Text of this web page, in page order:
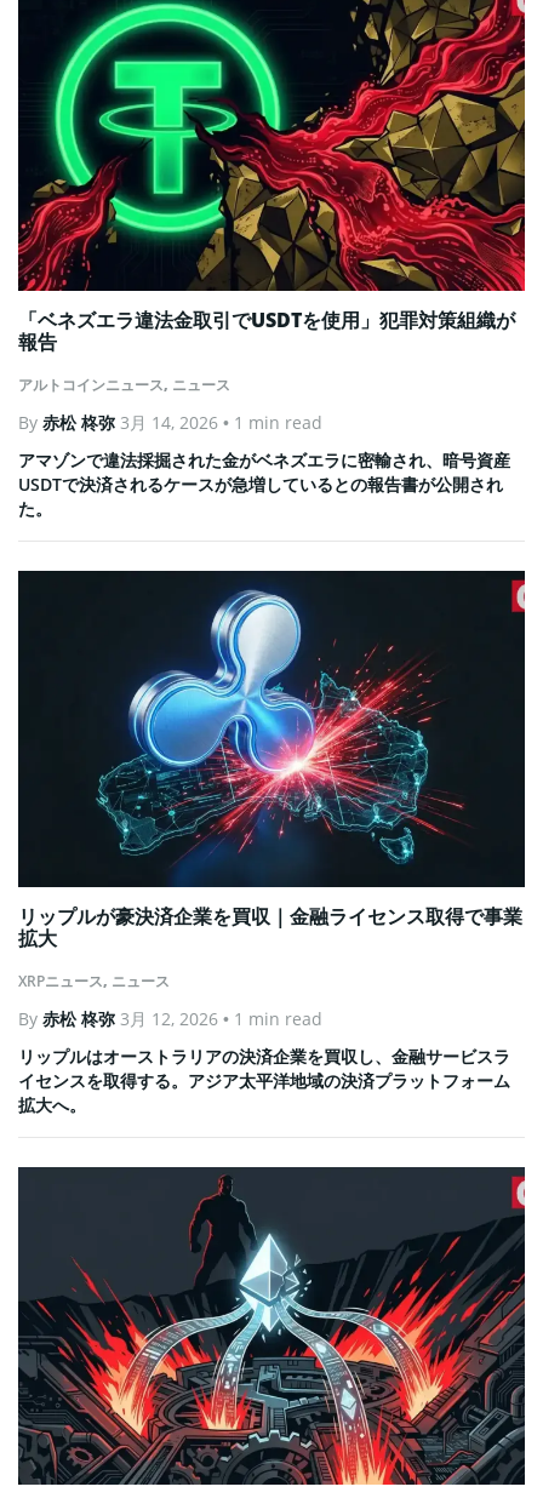
アルトコインニュース, ニュース
「ベネズエラ違法金取引でUSDTを使用」犯罪対策組織が
報告
By 赤松 柊弥 3月 14, 2026 • 1 min read
アマゾンで違法採掘された金がベネズエラに密輸され、暗号資産
USDTで決済されるケースが急増しているとの報告書が公開され
た。
XRPニュース, ニュース
リップルが豪決済企業を買収｜金融ライセンス取得で事業
拡大
By 赤松 柊弥 3月 12, 2026 • 1 min read
リップルはオーストラリアの決済企業を買収し、金融サービスラ
イセンスを取得する。アジア太平洋地域の決済プラットフォーム
拡大へ。